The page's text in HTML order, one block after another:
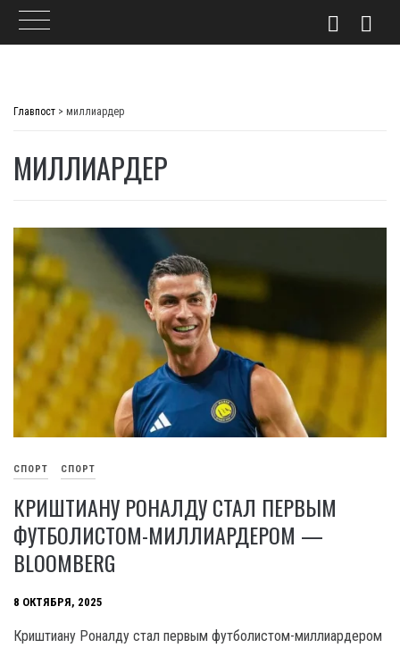
Главпост > миллиардер
МИЛЛИАРДЕР
СПОРТ СПОРТ
КРИШТИАНУ РОНАЛДУ СТАЛ ПЕРВЫМ
ФУТБОЛИСТОМ-МИЛЛИАРДЕРОМ —
BLOOMBERG
8 ОКТЯБРЯ, 2025
Криштиану Роналду стал первым футболистом-миллиардером